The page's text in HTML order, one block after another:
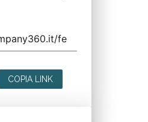
COPIA LINK